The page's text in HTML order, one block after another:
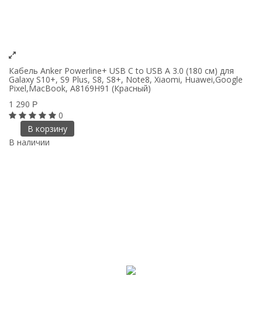
Кабель Anker Powerline+ USB C to USB A 3.0 (180 см) для
Galaxy S10+, S9 Plus, S8, S8+, Note8, Xiaomi, Huawei,Google
Pixel,MacBook, A8169H91 (Красный)
1 290 Р
0
В корзину
В наличии